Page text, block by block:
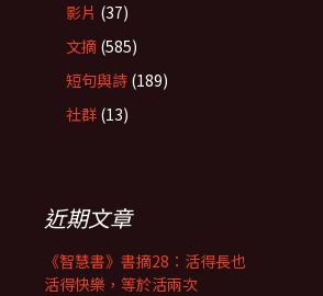
影片 (37)
文摘 (585)
短句與詩 (189)
社群 (13)
近期文章
《智慧書》書摘28：活得長也
活得快樂，等於活兩次